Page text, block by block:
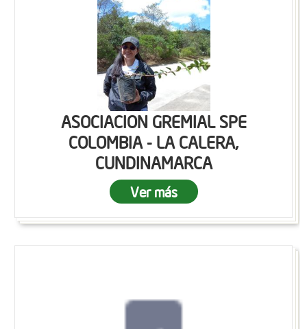
ASOCIACION GREMIAL SPE
COLOMBIA - LA CALERA,
CUNDINAMARCA
Ver más